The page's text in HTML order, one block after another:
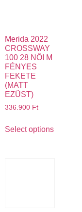
Merida 2022
CROSSWAY
100 28 NŐI M
FÉNYES
FEKETE
(MATT
EZÜST)
336.900 Ft
Select options